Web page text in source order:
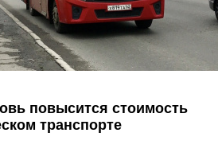
повысится стоимость
транспорте